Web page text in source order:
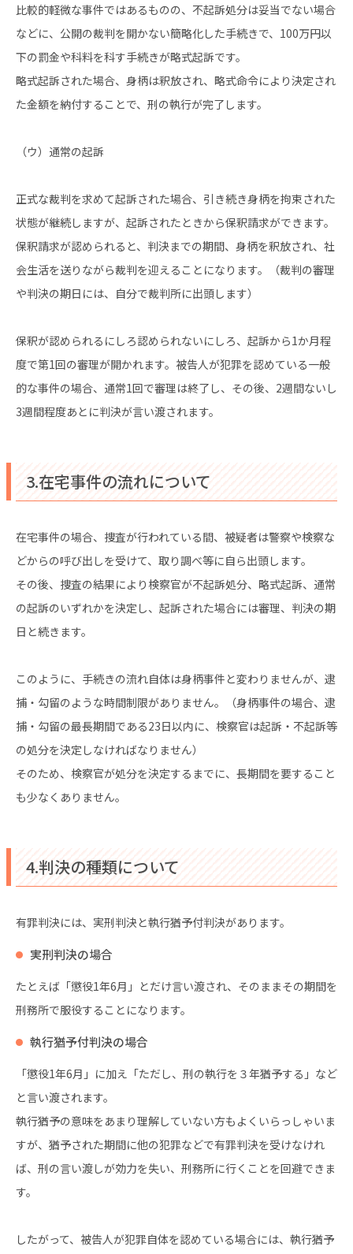
比較的軽微な事件ではあるものの、不起訴処分は妥当でない場合
などに、公開の裁判を開かない簡略化した手続きで、100万円以
下の罰金や科料を科す手続きが略式起訴です。
略式起訴された場合、身柄は釈放され、略式命令により決定され
た金額を納付することで、刑の執行が完了します。
（ウ）通常の起訴
正式な裁判を求めて起訴された場合、引き続き身柄を拘束された
状態が継続しますが、起訴されたときから保釈請求ができます。
保釈請求が認められると、判決までの期間、身柄を釈放され、社
会生活を送りながら裁判を迎えることになります。（裁判の審理
や判決の期日には、自分で裁判所に出頭します）
保釈が認められるにしろ認められないにしろ、起訴から1か月程
度で第1回の審理が開かれます。被告人が犯罪を認めている一般
的な事件の場合、通常1回で審理は終了し、その後、2週間ないし
3週間程度あとに判決が言い渡されます。
3.在宅事件の流れについて
在宅事件の場合、捜査が行われている間、被疑者は警察や検察な
どからの呼び出しを受けて、取り調べ等に自ら出頭します。
その後、捜査の結果により検察官が不起訴処分、略式起訴、通常
の起訴のいずれかを決定し、起訴された場合には審理、判決の期
日と続きます。
このように、手続きの流れ自体は身柄事件と変わりませんが、逮
捕・勾留のような時間制限がありません。（身柄事件の場合、逮
捕・勾留の最長期間である23日以内に、検察官は起訴・不起訴等
の処分を決定しなければなりません）
そのため、検察官が処分を決定するまでに、長期間を要すること
も少なくありません。
4.判決の種類について
有罪判決には、実刑判決と執行猶予付判決があります。
実刑判決の場合
たとえば「懲役1年6月」とだけ言い渡され、そのままその期間を
刑務所で服役することになります。
執行猶予付判決の場合
「懲役1年6月」に加え「ただし、刑の執行を３年猶予する」など
と言い渡されます。
執行猶予の意味をあまり理解していない方もよくいらっしゃいま
すが、猶予された期間に他の犯罪などで有罪判決を受けなけれ
ば、刑の言い渡しが効力を失い、刑務所に行くことを回避できま
す。
したがって、被告人が犯罪自体を認めている場合には、執行猶予